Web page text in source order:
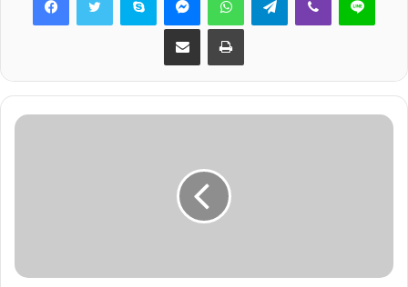
Share via Email Print